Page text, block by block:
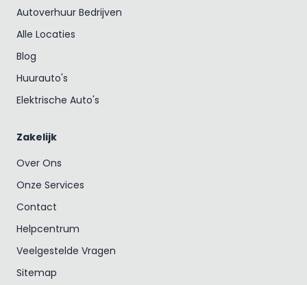
Autoverhuur Bedrijven
Alle Locaties
Blog
Huurauto's
Elektrische Auto's
Zakelijk
Over Ons
Onze Services
Contact
Helpcentrum
Veelgestelde Vragen
Sitemap